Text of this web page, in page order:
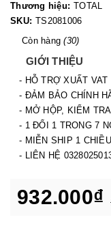
Thương hiệu: TOTAL
SKU: TS2081006
Còn hàng(30)
GIỚI THIỆU
- HỖ TRỢ XUẤT VAT
- ĐẢM BẢO CHÍNH
- MỞ HỘP, KIỂM
- 1 ĐỔI 1 TRONG 7
- MIỄN SHIP 1
- LIÊN HỆ
932.000₫